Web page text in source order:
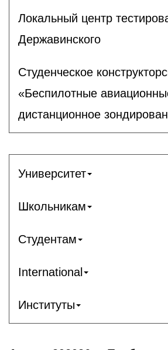
Локальный центр
Державинского
Студенческое
«Беспилотные
дистанционное
Университет
Школьникам
Студентам
International
Институты